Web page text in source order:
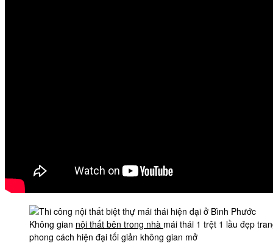
Không gian nội thất bên trong nhà mái thái 1 trệt 1 lầu đẹp
phong cách hiện đại tối giản không gian mở